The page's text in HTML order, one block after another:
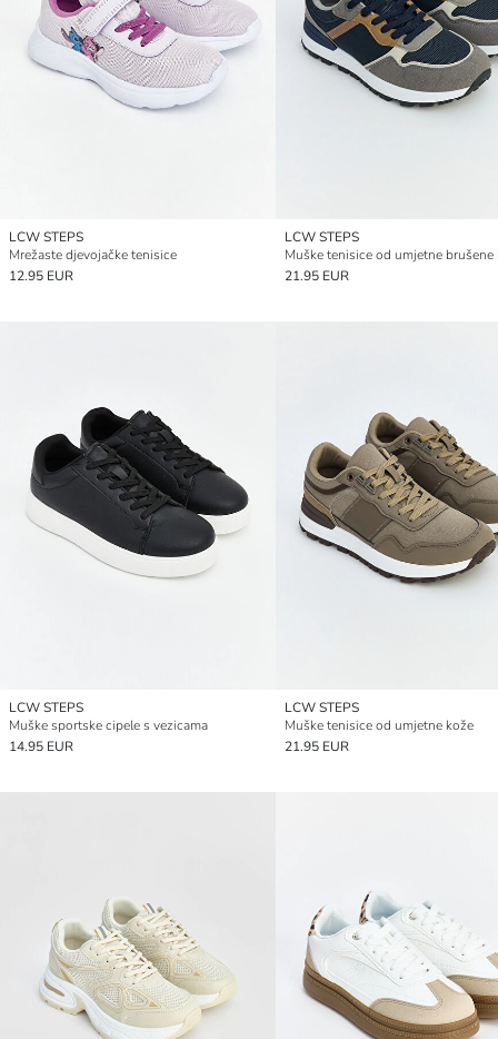
LCW STEPS
Mrežaste djevojačke tenisice
12.95 EUR
LCW STEPS
Muške tenisice od umjetne brušene
21.95 EUR
LCW STEPS
Muške sportske cipele s vezicama
14.95 EUR
LCW STEPS
Muške tenisice od umjetne kože
21.95 EUR